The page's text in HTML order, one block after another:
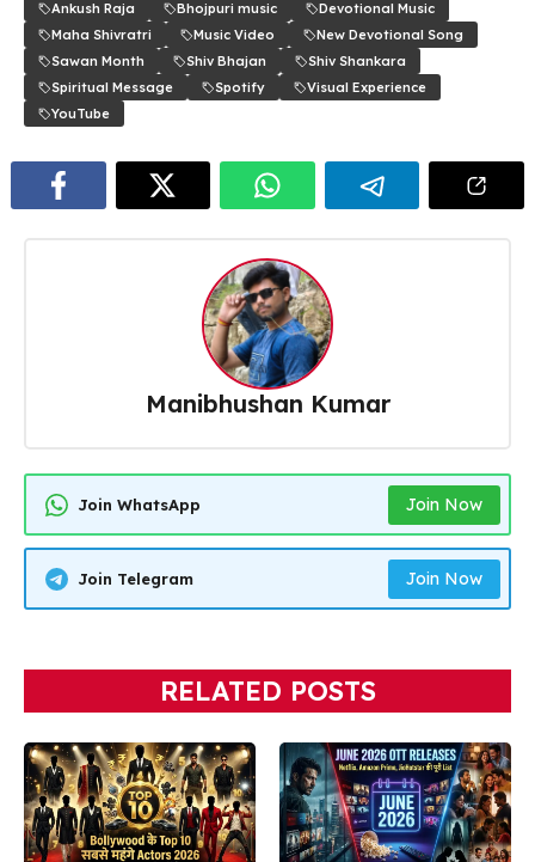
Ankush Raja Bhojpuri music
Devotional Music
Maha Shivratri
Music Video
New Devotional Song
Sawan Month
Shiv Bhajan
Shiv Shankara
Spiritual Message
Spotify
Visual Experience
YouTube
Manibhushan Kumar
Join WhatsApp Join Now
Join Telegram Join Now
RELATED POSTS